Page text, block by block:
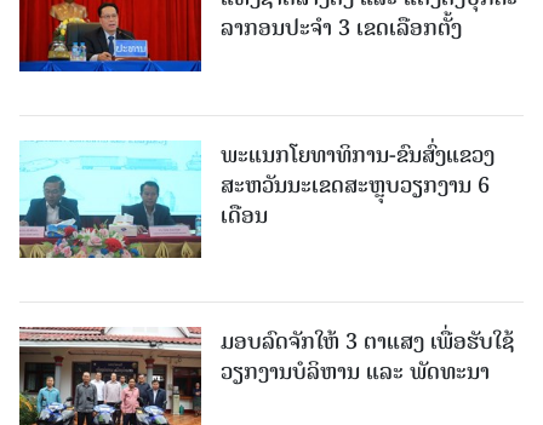
ລາກອນປະຈໍາ 3 ເຂດເລືອກຕັ້ງ
ພະແນກໂຍທາທິການ-ຂົນສົ່ງແຂວງ
ສະຫວັນນະເຂດສະຫຼຸບວຽກງານ 6
ເດືອນ
ມອບລົດຈັກໃຫ້ 3 ຕາແສງ ເພື່ອຮັບໃຊ້
ວຽກງານບໍລິຫານ ແລະ ພັດທະນາ